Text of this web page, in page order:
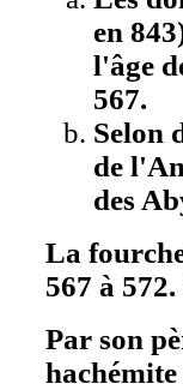
en
l'âge
567.
Selon
de
des
La
567 à
Par son